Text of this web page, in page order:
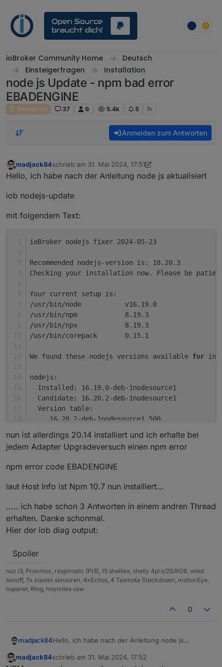
ioBroker Community Home
Deutsch
Einsteigerfragen
Installation
node js Update - npm bad error
EBADENGINE
Installation 37 6 5.4k 5
Anmelden zum Antworten
Offline
madjack84schrieb am 31. Mai 2024, 17:51
zuletzt editiert von madjack84
Hello, ich habe nach der Anleitung node js aktualisiert
iob nodejs-update
mit folgendem Text:
ioBroker nodejs fixer 2024-05-23
Recommended nodejs-version is: 18.20.3
Checking your installation now. Please be
Your current setup is:
/usr/bin/node 		v16.19.0
/usr/bin/npm 		8.19.3
/usr/bin/npx 		8.19.3
/usr/bin/corepack 	0.15.1
We found these nodejs versions available for
nodejs:
  Installed: 16.19.0-deb-1nodesource1
  Candidate: 16.20.2-deb-1nodesource1
  Version table:
     16.20.2-deb-1nodesource1 500
*** 16.19.0-deb-1nodesource1 100
        100 /var/lib/dpkg/status
500 http://de.archive.ubuntu.com/ubuntu
     10.19.0~dfsg-3ubuntu1 500
500 http://de.archive.ubuntu.com/ubuntu
Press <y> to continue
or any other key to quit
nun ist allerdings 20.14 installiert und ich erhalte bei
jedem Adapter Upgradeversuch einen npm error
npm error code EBADENGINE
laut Host Info ist Npm 10.7 nun installiert...
..... ich habe schon 3 Antworten in einem andren Thread
erhalten. Danke schonmal.
Hier der iob diag output:
Spoiler
nuc i3, Proxmox, raspimatic (PI3), 15 shellies, shelly 4pro/25/RGB, wled
sonoff, 7x xiaomi sensoren, 4xEchos, 4 Tasmota Steckdosen, motionEye,
nspanel, Ring, hoymiles usw
0
madjack84Hello, ich habe nach der Anleitung node js
iob nodejs-update
Offline
madjack84schrieb am 31. Mai 2024, 17:52
zuletzt editiert von